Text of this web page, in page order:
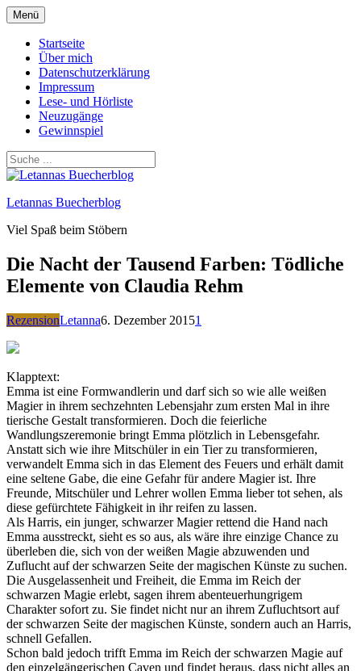
Zum
Inhalt
springen
Menü
Startseite
Über mich
Datenschutzerklärung
Impressum
Lese- und Hörliste
Neuzugänge
Gewinnspiel
Letannas Buecherblog
Viel Spaß beim Stöbern
Die Nacht der Tausend Farben: Tödliche
Elemente von Claudia Rehm
RezensionLetanna6. Dezember 20151
Klapptext:
Emma ist eine Formwandlerin und darf sich so wie alle weißen
Magier in ihrem sechzehnten Lebensjahr zum ersten Mal in ihre
tierische Gestalt transformieren. Doch die feierliche
Wandlungszeremonie bringt Emma plötzlich in Lebensgefahr.
Anstatt sich wie ihre Mitschüler in ein Tier zu transformieren,
verwandelt Emma sich in das Element des Feuers und erhält damit
eine seltene Gabe, die eine Gefahr für andere Magier ist. Ihre
Freunde, Mitschüler und Lehrer wollen Emma lieber tot sehen, als
diese gefürchtete Fähigkeit in ihr reifen zu lassen.
Als Harris, ein junger, schwarzer Magier rettend die Hand nach
Emma ausstreckt, sieht es so aus, als wäre ihre einzige Chance zu
überleben die, sich von der weißen Magie abzuwenden und
Zuflucht auf der schwarzen Seite der magischen Künste zu suchen.
Die Ausgelassenheit und Freiheit, die Emma im Reich der
schwarzen Magie erlebt, sagen ihrem abenteuerhungrigem
Charakter sofort zu. Sie findet nicht nur an ihrem Zufluchtsort auf
der schwarzen Seite der magischen Künste, sondern auch an Harris,
schnell Gefallen.
Schon bald jedoch trifft Emma im Reich der schwarzen Magie auf
den einzelgängerischen Caven und findet heraus, dass nicht alles an